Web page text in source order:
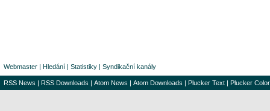
Webmaster | Hledání | Statistiky | Syndikační kanály
RSS News | RSS Downloads | Atom News | Atom Downloads | Plucker Text | Plucker Color